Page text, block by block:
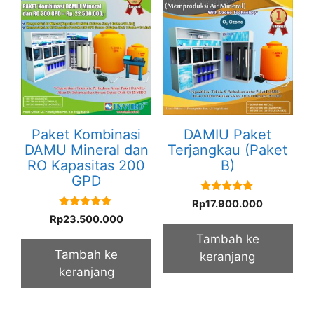
Paket Kombinasi
DAMU Mineral dan
RO Kapasitas 200
GPD
5.00
out of 5
Rp23.500.000
Tambah ke
keranjang
DAMIU Paket
Terjangkau (Paket
B)
5.00
out of 5
Rp17.900.000
Tambah ke
keranjang